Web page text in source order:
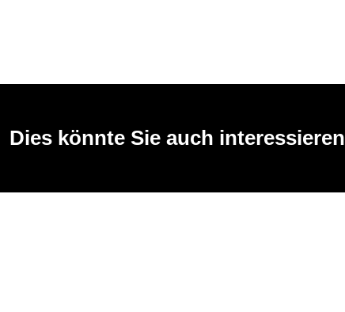
Dies könnte Sie auch interessieren